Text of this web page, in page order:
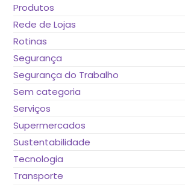
Produtos
Rede de Lojas
Rotinas
Segurança
Segurança do Trabalho
Sem categoria
Serviços
Supermercados
Sustentabilidade
Tecnologia
Transporte